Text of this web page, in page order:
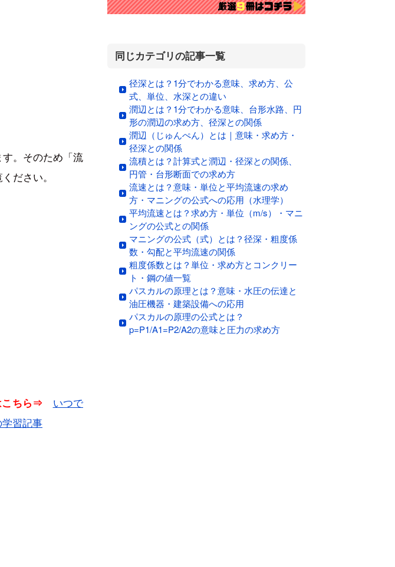
す。そのため「流
ださい。
こちら⇒ いつで
習記事
同じカテゴリの記事一覧
径深とは？1分でわかる意味、求め方、公
式、単位、水深との違い
潤辺とは？1分でわかる意味、台形水路、円
形の潤辺の求め方、径深との関係
潤辺（じゅんぺん）とは｜意味・求め方・
径深との関係
流積とは？計算式と潤辺・径深との関係、
円管・台形断面での求め方
流速とは？意味・単位と平均流速の求め
方・マニングの公式への応用（水理学）
平均流速とは？求め方・単位（m/s）・マニ
ングの公式との関係
マニングの公式（式）とは？径深・粗度係
数・勾配と平均流速の関係
粗度係数とは？単位・求め方とコンクリー
ト・鋼の値一覧
パスカルの原理とは？意味・水圧の伝達と
油圧機器・建築設備への応用
パスカルの原理の公式とは？
p=P1/A1=P2/A2の意味と圧力の求め方